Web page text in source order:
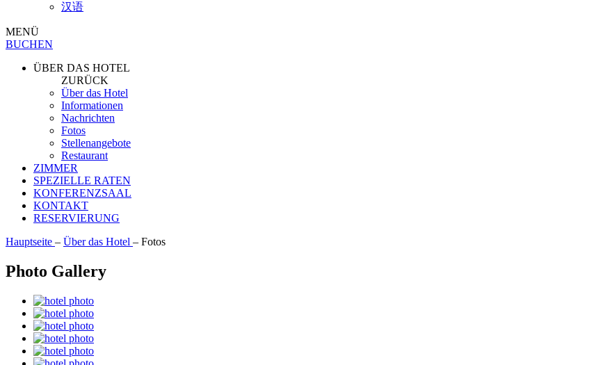
汉语
MENÜ
BUCHEN
ÜBER DAS HOTEL
ZURÜCK
Über das Hotel
Informationen
Nachrichten
Fotos
Stellenangebote
Restaurant
ZIMMER
SPEZIELLE RATEN
KONFERENZSAAL
KONTAKT
RESERVIERUNG
Hauptseite – Über das Hotel – Fotos
Photo Gallery